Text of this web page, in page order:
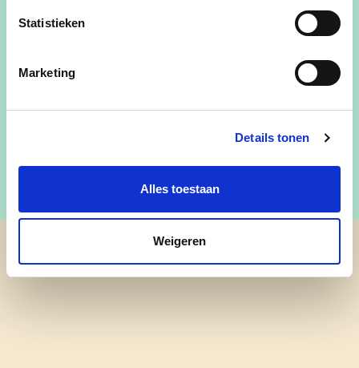
Statistieken
Marketing
Details tonen
Alles toestaan
Weigeren
cd&v Aarschot